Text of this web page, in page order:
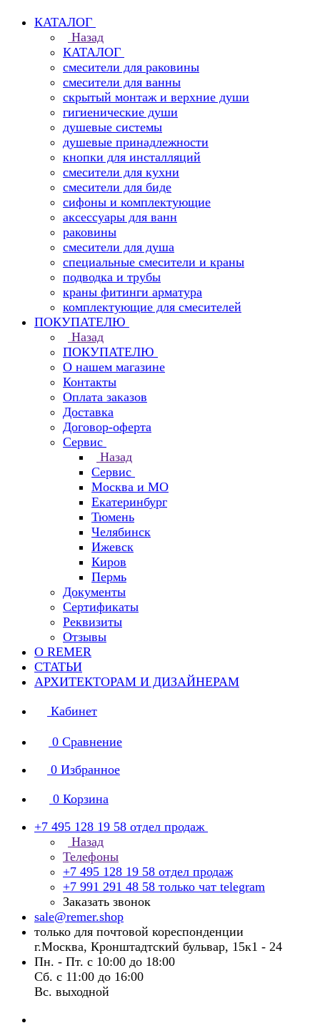
КАТАЛОГ
Назад
КАТАЛОГ
смесители для раковины
смесители для ванны
скрытый монтаж и верхние души
гигиенические души
душевые системы
душевые принадлежности
кнопки для инсталляций
смесители для кухни
смесители для биде
сифоны и комплектующие
аксессуары для ванн
раковины
смесители для душа
специальные смесители и краны
подводка и трубы
краны фитинги арматура
комплектующие для смесителей
ПОКУПАТЕЛЮ
Назад
ПОКУПАТЕЛЮ
О нашем магазине
Контакты
Оплата заказов
Доставка
Договор-оферта
Сервис
Назад
Сервис
Москва и МО
Екатеринбург
Тюмень
Челябинск
Ижевск
Киров
Пермь
Документы
Сертификаты
Реквизиты
Отзывы
О REMER
СТАТЬИ
АРХИТЕКТОРАМ И ДИЗАЙНЕРАМ
Кабинет
0 Сравнение
0 Избранное
0 Корзина
+7 495 128 19 58 отдел продаж
Назад
Телефоны
+7 495 128 19 58 отдел продаж
+7 991 291 48 58 только чат telegram
Заказать звонок
sale@remer.shop
только для почтовой кореспонденции
г.Москва, Кронштадтский бульвар, 15к1 - 24
Пн. - Пт. с 10:00 до 18:00
Сб. с 11:00 до 16:00
Вс. выходной